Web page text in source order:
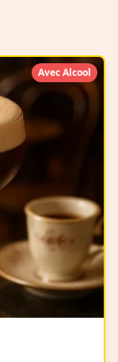
Avec Alcool